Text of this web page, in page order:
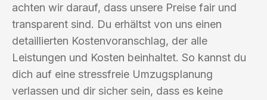
achten wir darauf, dass unsere Preise fair und
transparent sind. Du erhältst von uns einen
detaillierten Kostenvoranschlag, der alle
Leistungen und Kosten beinhaltet. So kannst du
dich auf eine stressfreie Umzugsplanung
verlassen und dir sicher sein, dass es keine